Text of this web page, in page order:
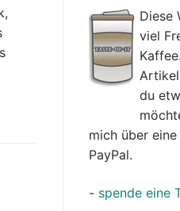
Diese
viel
du
mich über
PayPal.
- spende eine